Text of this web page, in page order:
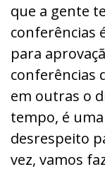
que a gente
conferências
para
conferências
em outras o
tempo, é
desrespeito
vez, vamos